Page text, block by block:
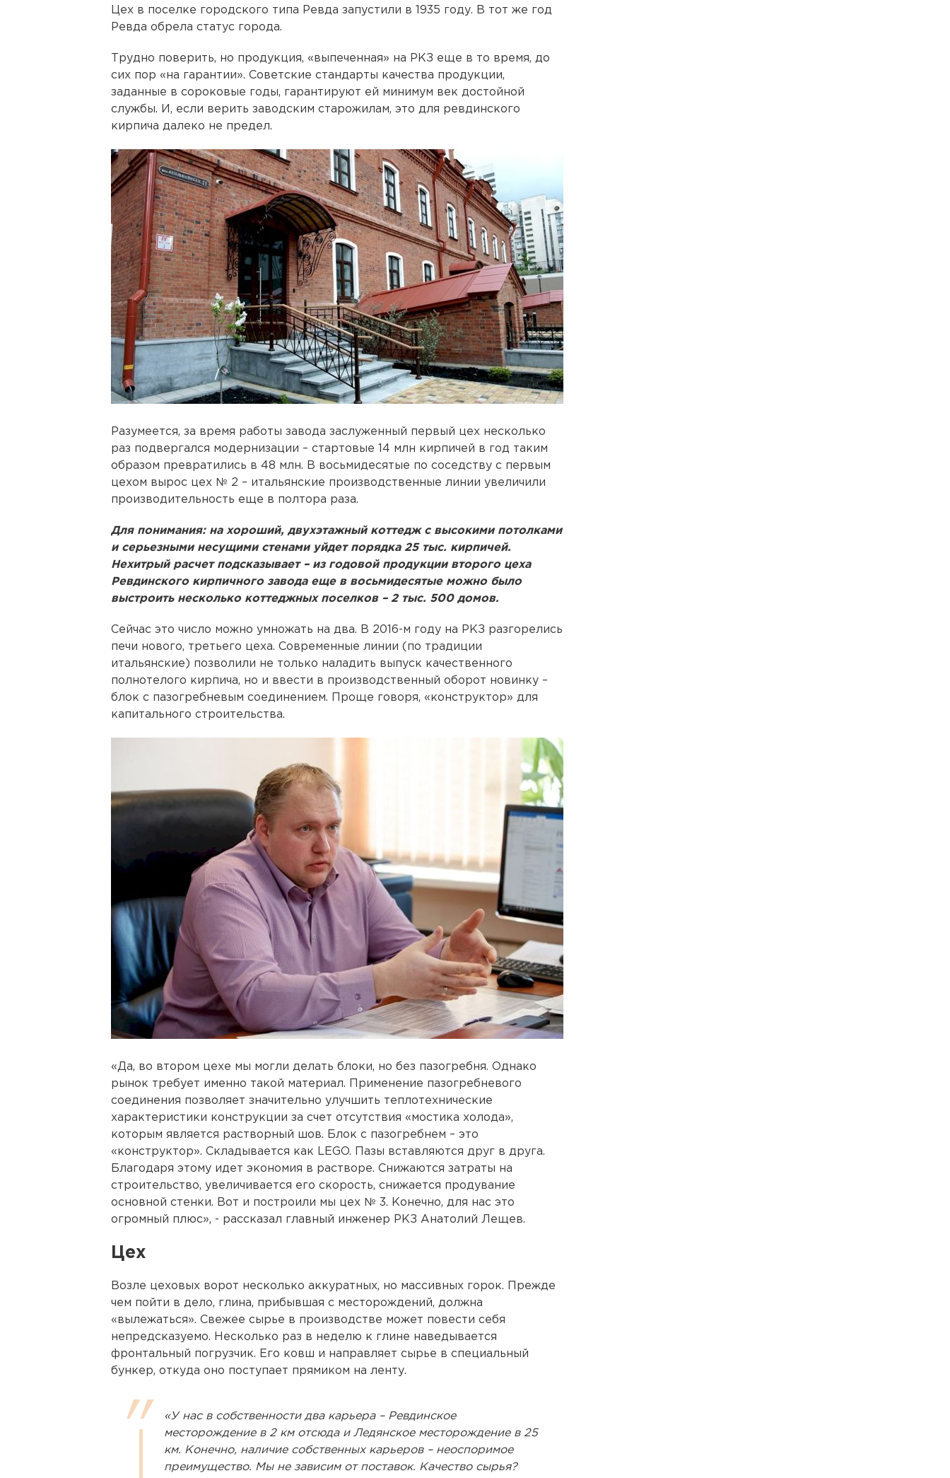
Цех в поселке городского типа Ревда запустили в 1935 году. В тот же год
Ревда обрела статус города.
Трудно поверить, но продукция, «выпеченная» на РКЗ еще в то время, до
сих пор «на гарантии». Советские стандарты качества продукции,
заданные в сороковые годы, гарантируют ей минимум век достойной
службы. И, если верить заводским старожилам, это для ревдинского
кирпича далеко не предел.
Разумеется, за время работы завода заслуженный первый цех несколько
раз подвергался модернизации – стартовые 14 млн кирпичей в год таким
образом превратились в 48 млн. В восьмидесятые по соседству с первым
цехом вырос цех № 2 – итальянские производственные линии увеличили
производительность еще в полтора раза.
Для понимания: на хороший, двухэтажный коттедж с высокими потолками
и серьезными несущими стенами уйдет порядка 25 тыс. кирпичей.
Нехитрый расчет подсказывает – из годовой продукции второго цеха
Ревдинского кирпичного завода еще в восьмидесятые можно было
выстроить несколько коттеджных поселков – 2 тыс. 500 домов.
Сейчас это число можно умножать на два. В 2016-м году на РКЗ разгорелись
печи нового, третьего цеха. Современные линии (по традиции
итальянские) позволили не только наладить выпуск качественного
полнотелого кирпича, но и ввести в производственный оборот новинку –
блок с пазогребневым соединением. Проще говоря, «конструктор» для
капитального строительства.
«Да, во втором цехе мы могли делать блоки, но без пазогребня. Однако
рынок требует именно такой материал. Применение пазогребневого
соединения позволяет значительно улучшить теплотехнические
характеристики конструкции за счет отсутствия «мостика холода»,
которым является растворный шов. Блок с пазогребнем – это
«конструктор». Складывается как LEGO. Пазы вставляются друг в друга.
Благодаря этому идет экономия в растворе. Снижаются затраты на
строительство, увеличивается его скорость, снижается продувание
основной стенки. Вот и построили мы цех № 3. Конечно, для нас это
огромный плюс», - рассказал главный инженер РКЗ Анатолий Лещев.
Цех
Возле цеховых ворот несколько аккуратных, но массивных горок. Прежде
чем пойти в дело, глина, прибывшая с месторождений, должна
«вылежаться». Свежее сырье в производстве может повести себя
непредсказуемо. Несколько раз в неделю к глине наведывается
фронтальный погрузчик. Его ковш и направляет сырье в специальный
бункер, откуда оно поступает прямиком на ленту.
«У нас в собственности два карьера – Ревдинское
месторождение в 2 км отсюда и Ледянское месторождение в 25
км. Конечно, наличие собственных карьеров – неоспоримое
преимущество. Мы не зависим от поставок. Качество сырья?